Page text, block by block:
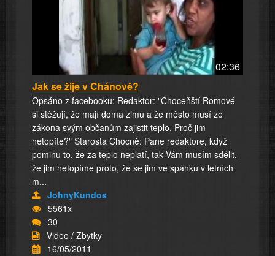
02:36
Jak se žije v Chánově?
Opsáno z facebooku: Redaktor: "Choceňští Romové
si stěžují, že mají doma zimu a že město musí ze
zákona svým občanům zajistit teplo. Proč jim
netopíte?" Starosta Chocně: Pane redaktore, když
pominu to, že za teplo neplatí, tak Vám musím sdělit,
že jim netopíme proto, že se jim ve spánku v letních
m...
JohnyKundos
5561x
30
Video / Zbytky
16/05/2011